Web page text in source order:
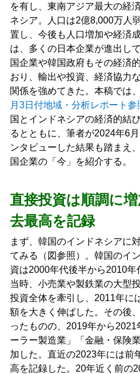
を有し、東南アジア最大の経
ネシア。人口は2億8,000万人
置し、今後も人口増加や経済
は、多くの日本企業が進出し
国企業や韓国政府もその経済
おり、輸出や投資、経済協力
関係を強めてきた。本稿では
月3日付地域・分析レポート参
国とインドネシアの経済的結
るとともに、筆者が2024年6
ンタビューした結果も踏まえ
国企業の「今」を紹介する。
直接投資は順調に
去最高を記録
まず、韓国のインドネシアに
てみる（図参照）。韓国のイ
資は2000年代後半から2010年
当時、小売業や製鉄業の大型
投資全体を牽引し、2011年に
額を大きく伸ばした。その後
ったものの、2019年から
ーラー製造業」「金融・保険
加した。直近の2023年には前
高を記録した。20年近く前の